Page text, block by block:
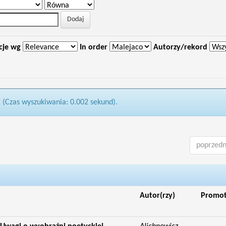
wg In order Autorzy/rekord
wyszukiwania: 0.002 sekund).
Autor(rzy)